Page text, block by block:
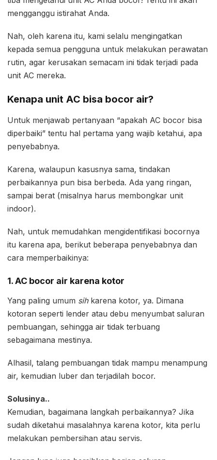
mengganggu istirahat Anda.
Nah, oleh karena itu, kami selalu mengingatkan
kepada semua pengguna untuk melakukan perawatan
rutin, agar kerusakan semacam ini tidak terjadi pada
unit AC mereka.
Kenapa unit AC bisa bocor air?
Untuk menjawab pertanyaan “apakah AC bocor bisa
diperbaiki” tentu hal pertama yang wajib ketahui, apa
penyebabnya.
Karena, walaupun kasusnya sama, tindakan
perbaikannya pun bisa berbeda. Ada yang ringan,
sampai berat (misalnya harus membongkar unit
indoor).
Nah, untuk memudahkan mengidentifikasi bocornya
itu karena apa, berikut beberapa penyebabnya dan
cara memperbaikinya:
1. AC bocor air karena kotor
Yang paling umum sihkarena kotor, ya. Dimana
kotoran seperti lender atau debu menyumbat saluran
pembuangan, sehingga air tidak terbuang
sebagaimana mestinya.
Alhasil, talang pembuangan tidak mampu menampung
air, kemudian luber dan terjadilah bocor.
Solusinya..
Kemudian, bagaimana langkah perbaikannya? Jika
sudah diketahui masalahnya karena kotor, kita perlu
melakukan pembersihan atau servis.